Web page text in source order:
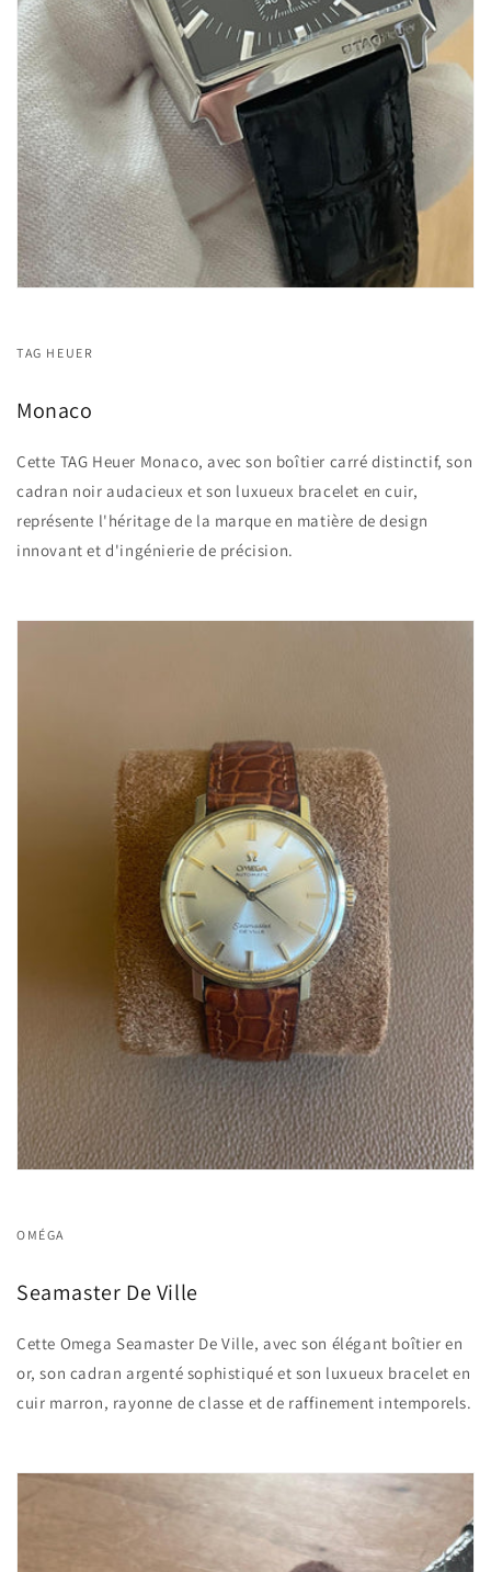
TAG HEUER
Monaco
Cette TAG Heuer Monaco, avec son boîtier carré distinctif, son
cadran noir audacieux et son luxueux bracelet en cuir,
représente l'héritage de la marque en matière de design
innovant et d'ingénierie de précision.
OMÉGA
Seamaster De Ville
Cette Omega Seamaster De Ville, avec son élégant boîtier en
or, son cadran argenté sophistiqué et son luxueux bracelet en
cuir marron, rayonne de classe et de raffinement intemporels.